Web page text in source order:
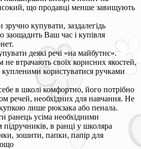
що продавці менше завищують
зручно купувати, заздалегідь
заощадить Ваш час і купівля
деякі речі «на майбутнє».
не втрачають своїх корисних якостей,
користуватися ручками
в школі комфортно, його потрібно
речей, необхідних для навчання. Не
лише рюкзака або пенала.
ранець усіма необхідними
в ранці у школяра
зошити, папки, папір для